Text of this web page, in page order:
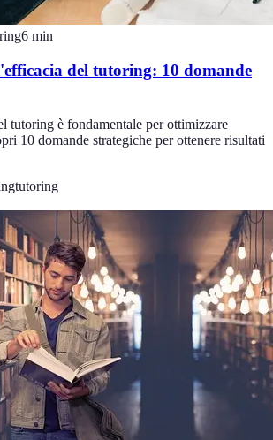
6 min
del tutoring: 10 domande
tutoring è fondamentale per ottimizzare
10 domande strategiche per ottenere risultati
tutoring